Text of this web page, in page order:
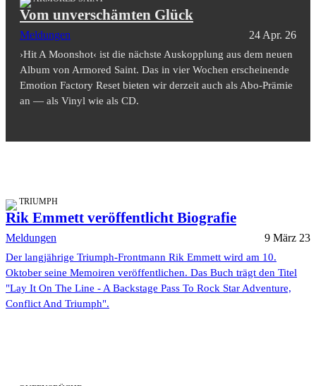
Vom unverschämten Glück
Meldungen 24 Apr. 26
›Hit A Moonshot‹ ist die nächste Auskopplung aus dem neuen
Album von Armored Saint. Das in vier Wochen erscheinende
Emotion Factory Reset bieten wir derzeit auch als Abo-Prämie
an — als Vinyl wie als CD.
TRIUMPH
Rik Emmett veröffentlicht Biografie
Meldungen 9 März 23
Der langjährige Triumph-Frontmann Rik Emmett wird am 10.
Oktober seine Memoiren veröffentlichen. Das Buch trägt den Titel
"Lay It On The Line - A Backstage Pass To Rock Star Adventure,
Conflict And Triumph".